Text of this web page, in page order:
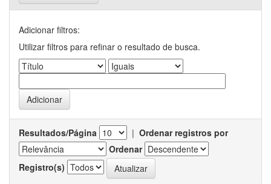
Adicionar filtros:
Utilizar filtros para refinar o resultado de busca.
Resultados/Página | Ordenar registros por
Ordenar
Registro(s)